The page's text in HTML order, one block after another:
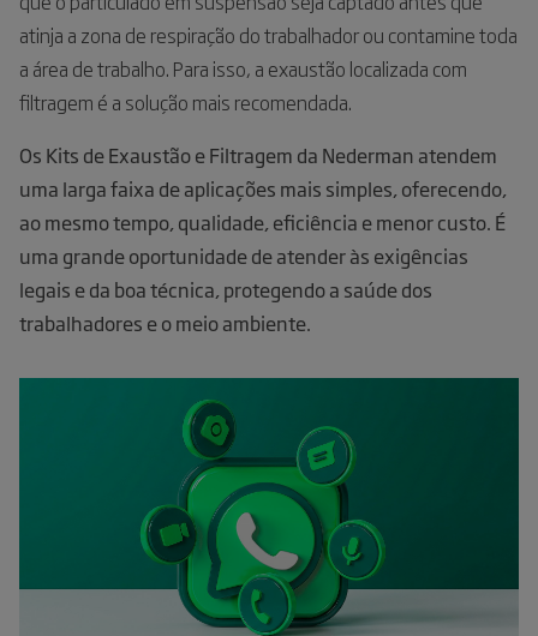
atinja a zona de respiração do trabalhador ou contamine toda
a área de trabalho. Para isso, a exaustão localizada com
filtragem é a solução mais recomendada.
Os Kits de Exaustão e Filtragem da Nederman atendem
uma larga faixa de aplicações mais simples, oferecendo,
ao mesmo tempo, qualidade, eficiência e menor custo. É
uma grande oportunidade de atender às exigências
legais e da boa técnica, protegendo a saúde dos
trabalhadores e o meio ambiente.